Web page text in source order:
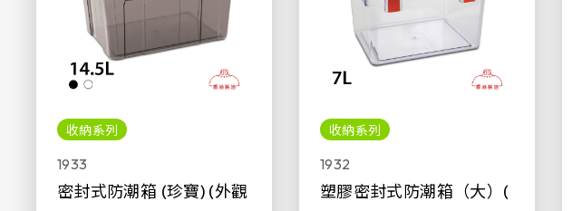
收納系列
1933
密封式防潮箱 (珍寶) (外觀
收納系列
1932
塑膠密封式防潮箱（大）(